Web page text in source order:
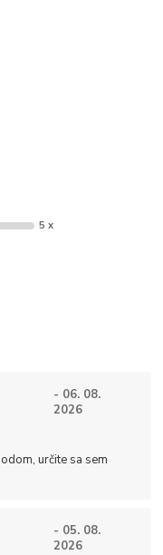
5 x
- 06. 08.
2026
určite sa sem
- 05. 08.
2026